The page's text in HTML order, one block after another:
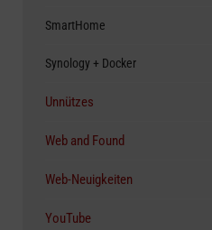
SmartHome
Synology + Docker
Unnützes
Web and Found
Web-Neuigkeiten
YouTube